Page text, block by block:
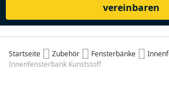
vereinbaren
Startseite Zubehör Fensterbänke
Innenfensterbank Kunststoff